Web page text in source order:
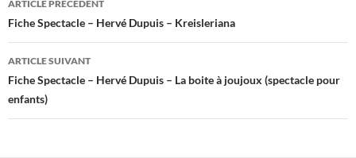
des
articles
ARTICLE PRÉCÉDENT
Fiche Spectacle – Hervé Dupuis – Kreisleriana
ARTICLE SUIVANT
Fiche Spectacle – Hervé Dupuis – La boite à joujoux (spectacle pour
enfants)